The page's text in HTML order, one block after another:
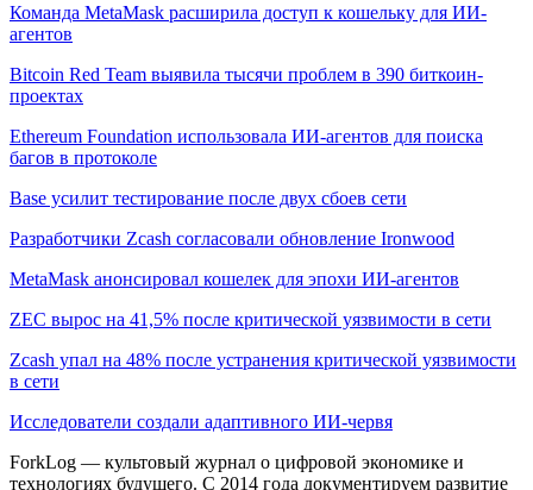
Команда MetaMask расширила доступ к кошельку для ИИ-
агентов
Bitcoin Red Team выявила тысячи проблем в 390 биткоин-
проектах
Ethereum Foundation использовала ИИ-агентов для поиска
багов в протоколе
Base усилит тестирование после двух сбоев сети
Разработчики Zcash согласовали обновление Ironwood
MetaMask анонсировал кошелек для эпохи ИИ-агентов
ZEC вырос на 41,5% после критической уязвимости в сети
Zcash упал на 48% после устранения критической уязвимости
в сети
Исследователи создали адаптивного ИИ-червя
ForkLog — культовый журнал о цифровой экономике и
технологиях будущего. С 2014 года документируем развитие